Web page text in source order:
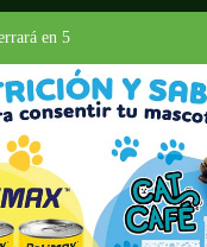
HUEVOS CINDERELLA
HUEVOS
en 4